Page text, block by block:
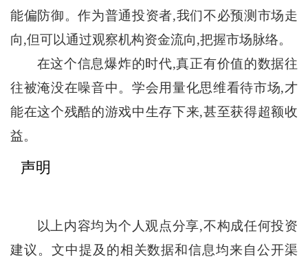
能偏防御。作为普通投资者,我们不必预测市场走
向,但可以通过观察机构资金流向,把握市场脉络。
在这个信息爆炸的时代,真正有价值的数据往
往被淹没在噪音中。学会用量化思维看待市场,才
能在这个残酷的游戏中生存下来,甚至获得超额收
益。
声明
以上内容均为个人观点分享,不构成任何投资
建议。文中提及的相关数据和信息均来自公开渠